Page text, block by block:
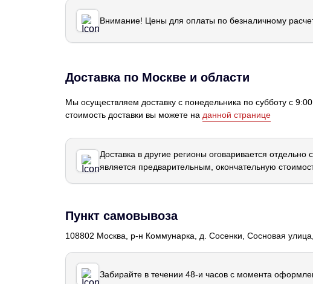
Внимание! Цены для оплаты по безналичному
Доставка по Москве и области
Мы осуществляем доставку с понедельника по субботу с
стоимость доставки вы можете на данной странице
Доставка в другие регионы оговаривается
является предварительным, окончательную
Пункт самовывоза
108802 Москва, р-н Коммунарка, д. Сосенки, Сосновая
Забирайте в течении 48-и часов с момента